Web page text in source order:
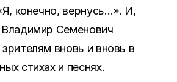
конечно, вернусь…». И,
Владимир Семенович
вновь и вновь в
стихах и песнях.